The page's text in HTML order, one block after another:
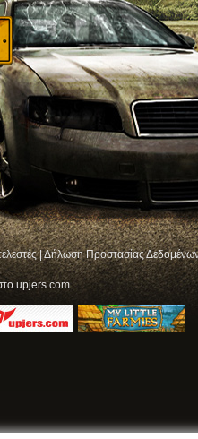
|Δήλωση Προστασίας
upjers.com